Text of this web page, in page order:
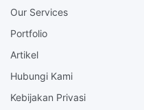
Our Services
Portfolio
Artikel
Hubungi Kami
Kebijakan Privasi